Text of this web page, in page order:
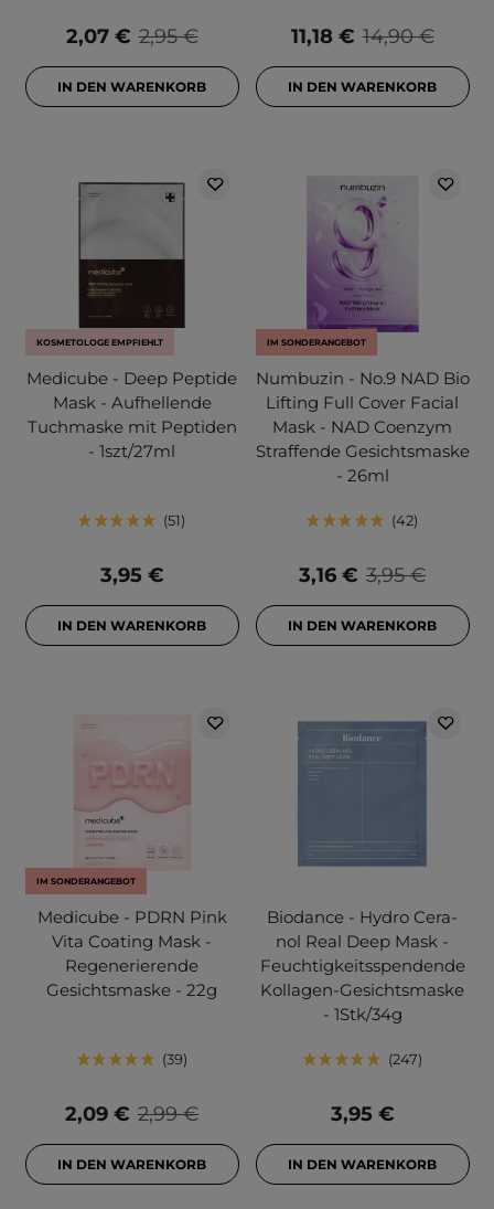
2,95 €
2,07 €
IN DEN WARENKORB
14,90 €
11,18 €
IN DEN WARENKORB
KOSMETOLOGE EMPFIEHLT
Medicube - Deep Peptide
Mask - Aufhellende
Tuchmaske mit Peptiden
- 1szt/27ml
51
3,95 €
IN DEN WARENKORB
IM SONDERANGEBOT
Numbuzin - No.9 NAD Bio
Lifting Full Cover Facial
Mask - NAD Coenzym
Straffende Gesichtsmaske
- 26ml
42
3,95 €
3,16 €
IN DEN WARENKORB
IM SONDERANGEBOT
Medicube - PDRN Pink
Vita Coating Mask -
Regenerierende
Gesichtsmaske - 22g
39
2,99 €
2,09 €
IN DEN WARENKORB
Biodance - Hydro Cera-
nol Real Deep Mask -
Feuchtigkeitsspendende
Kollagen-Gesichtsmaske
- 1Stk/34g
247
3,95 €
IN DEN WARENKORB